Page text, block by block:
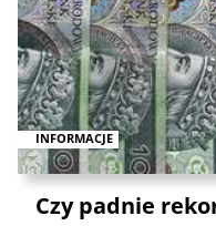
INFORMACJE
Czy padnie